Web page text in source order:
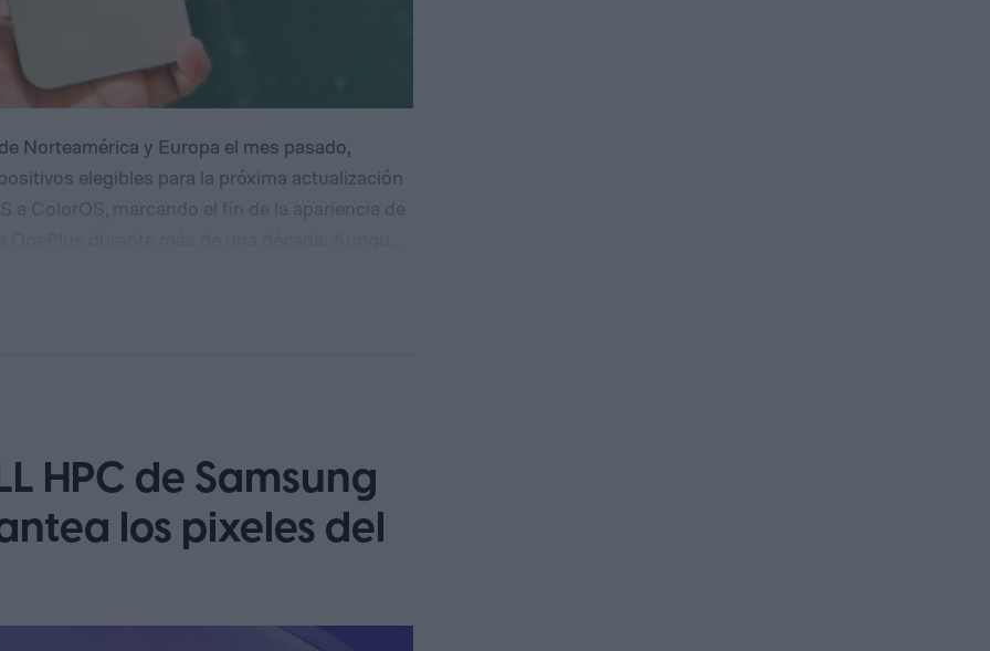
Norteamérica y Europa el mes pasado,
elegibles para la próxima actualización
este cambio, OnePlus ha puesto en
de ColorOS para el OnePlus 15 y el
HPC de Samsung
los pixeles del